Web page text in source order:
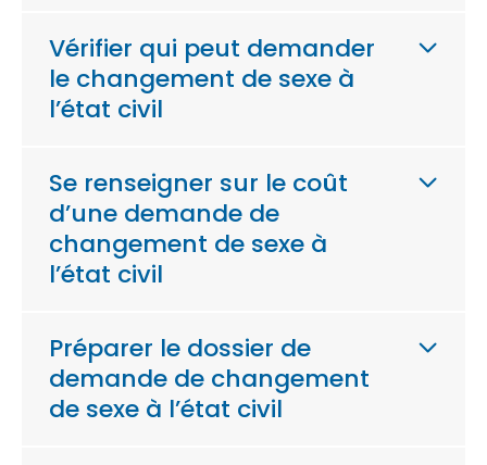
Vérifier qui peut demander
le changement de sexe à
l’état civil
Se renseigner sur le coût
d’une demande de
changement de sexe à
l’état civil
Préparer le dossier de
demande de changement
de sexe à l’état civil